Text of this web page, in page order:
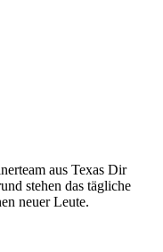
aus Texas Dir
stehen das tägliche
neuer Leute.